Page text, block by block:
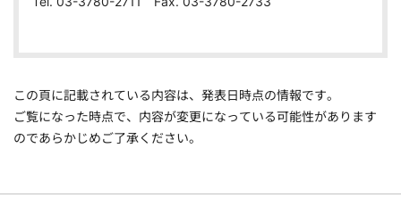
この頁に記載されている内容は、発表日時点の情報です。
ご覧になった時点で、内容が変更になっている可能性があります
のであらかじめご了承ください。